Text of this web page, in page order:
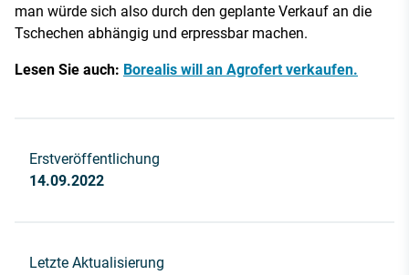
man würde sich also durch den geplante Verkauf an die
Tschechen abhängig und erpressbar machen.
Lesen Sie auch: Borealis will an Agrofert verkaufen.
Erstveröffentlichung
14.09.2022
Letzte Aktualisierung